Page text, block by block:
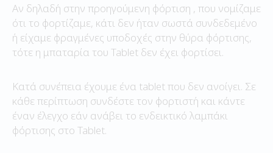
Αν δηλαδή στην προηγούμενη φόρτιση , που νομίζαμε
ότι το φορτίζαμε, κάτι δεν ήταν σωστά συνδεδεμένο
ή είχαμε φραγμένες υποδοχές στην θύρα φόρτισης,
τότε η μπαταρία του Tablet δεν έχει φορτίσει.
Κατά συνέπεια έχουμε ένα tablet που δεν ανοίγει. Σε
κάθε περίπτωση συνδέστε τον φορτιστή και κάντε
έναν έλεγχο εάν ανάβει το ενδεικτικό λαμπάκι
φόρτισης στο Tablet.